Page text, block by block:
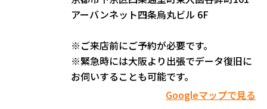
アーバンネット四条烏丸ビル 6F
※ご来店前にご予約が必要です。
※緊急時には大阪より出張でデータ復旧に
お伺いすることも可能です。
Googleマップで見る